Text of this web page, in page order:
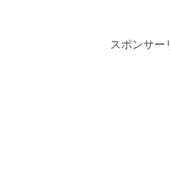
スポンサー